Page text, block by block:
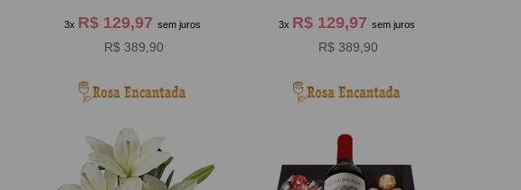
3x R$ 129,97 sem juros
R$ 389,90
3x R$ 129,97 sem juros
R$ 389,90